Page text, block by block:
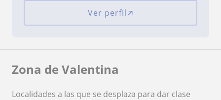
Ver perfil
Zona de Valentina
Localidades a las que se desplaza para dar clase